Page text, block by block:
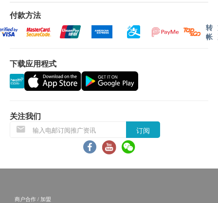
食用方法
每日2次，每次2粒，膳后食用
*此产品没有根据《药剂业及毒药条例》或《中医药条
等注册而接受评核。此产品并不供作诊断、治疗或预
防任何疾病之用。
盐酸葡萄糖胺1500毫克、软骨素复合物［MSM有机
硫、胶原蛋白I & II 型、硫酸软骨素、硼］1000毫升、
Boswellin® 乳香萃取物250毫升、 透明质酸30毫克、
速效吸收配方(BioPerine®、姜萃取物) 10毫升
排。
保证
1. 货品质量保证，于顾客收到产品当日起计，食用期
1. 当顾客收取已订购之货品时，有责任检查货品是否
有损毁情况，一经确认，恕不接受退换。
2. 退换产品必须包装完整，如退换之产品有任何残缺
3. 如有其他损坏或遗漏查询，顾客必须保留有效收据
正本，并于送货后3个工作天内按下列方式联络健康
网购health.ESDlife客户服务部跟进。电邮:
support@esdlife.com / 健康网购health.ESDlife客服
热线: (852) 3151-2288
付款方法
转
帐
下载应用程式
关注我们
订阅
商户合作 / 加盟